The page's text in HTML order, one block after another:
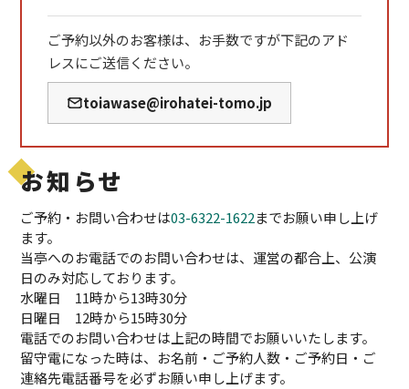
ご予約以外のお客様は、お手数ですが下記のアド
レスにご送信ください。
toiawase@irohatei-tomo.jp
お知らせ
ご予約・お問い合わせは03-6322-1622までお願い申し上げ
ます。
当亭へのお電話でのお問い合わせは、運営の都合上、公演
日のみ対応しております。
水曜日 11時から13時30分
日曜日 12時から15時30分
電話でのお問い合わせは上記の時間でお願いいたします。
留守電になった時は、お名前・ご予約人数・ご予約日・ご
連絡先電話番号を必ずお願い申し上げます。